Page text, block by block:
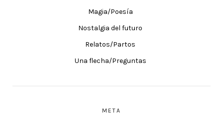
Magia/Poesía
Nostalgia del futuro
Relatos/Partos
Una flecha/Preguntas
META